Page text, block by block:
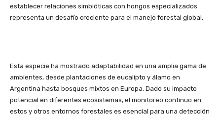
establecer relaciones simbióticas con hongos especializados
representa un desafío creciente para el manejo forestal global.
Esta especie ha mostrado adaptabilidad en una amplia gama de
ambientes, desde plantaciones de eucalipto y álamo en
Argentina hasta bosques mixtos en Europa. Dado su impacto
potencial en diferentes ecosistemas, el monitoreo continuo en
estos y otros entornos forestales es esencial para una detección